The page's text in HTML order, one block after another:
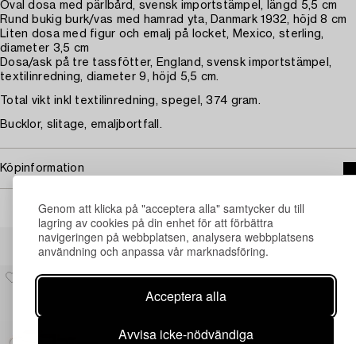
Genom att klicka på "acceptera alla" samtycker du till
lagring av cookies på din enhet för att förbättra
navigeringen på webbplatsen, analysera webbplatsens
användning och anpassa vår marknadsföring.
Acceptera alla
Avvisa icke-nödvändiga
Oval dosa med pärlbård, svensk importstämpel, längd 5,5 cm
Rund bukig burk/vas med hamrad yta, Danmark 1932, höjd 8 cm
Liten dosa med figur och emalj på locket, Mexico, sterling,
diameter 3,5 cm
Dosa/ask på tre tassfötter, England, svensk importstämpel,
textilinredning, diameter 9, höjd 5,5 cm.
Total vikt inkl textilinredning, spegel, 374 gram.
Bucklor, slitage, emaljbortfall.
Köpinformation
Andra har även tittat på